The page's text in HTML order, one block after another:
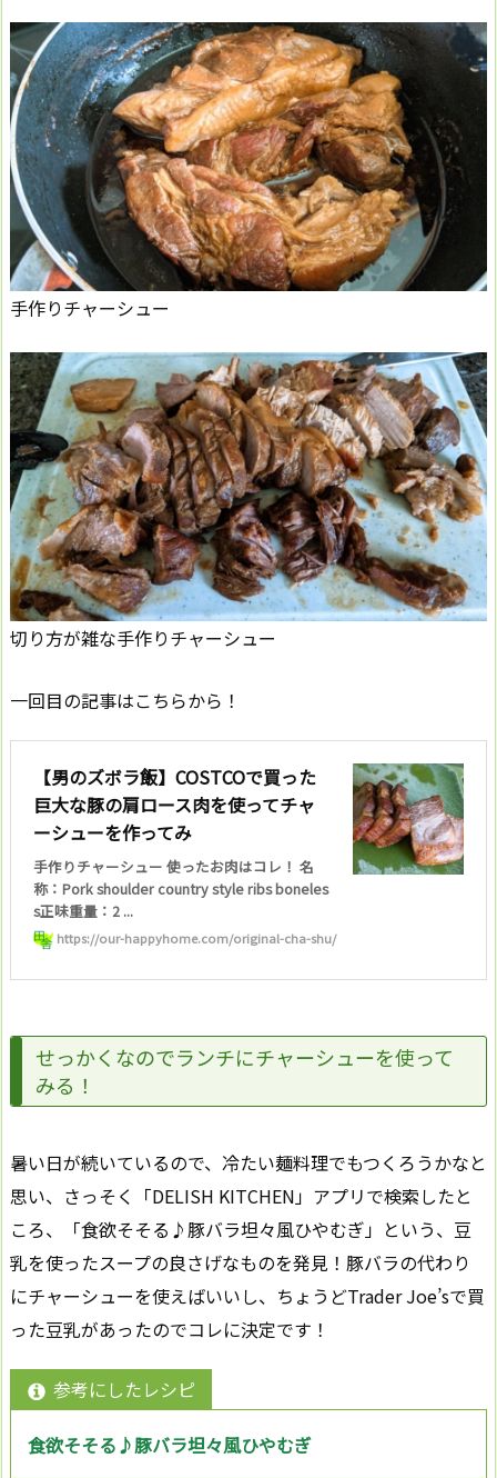
手作りチャーシュー
切り方が雑な手作りチャーシュー
一回目の記事はこちらから！
【男のズボラ飯】COSTCOで買った
巨大な豚の肩ロース肉を使ってチャ
ーシューを作ってみ
手作りチャーシュー 使ったお肉はコレ！ 名
称：Pork shoulder country style ribs boneles
s正味重量：2 ...
https://our-happyhome.com/original-cha-shu/
せっかくなのでランチにチャーシューを使って
みる！
暑い日が続いているので、冷たい麺料理でもつくろうかなと
思い、さっそく「DELISH KITCHEN」アプリで検索したと
ころ、「食欲そそる♪豚バラ坦々風ひやむぎ」という、豆
乳を使ったスープの良さげなものを発見！豚バラの代わり
にチャーシューを使えばいいし、ちょうどTrader Joe’sで買
った豆乳があったのでコレに決定です！
参考にしたレシピ
食欲そそる♪豚バラ坦々風ひやむぎ